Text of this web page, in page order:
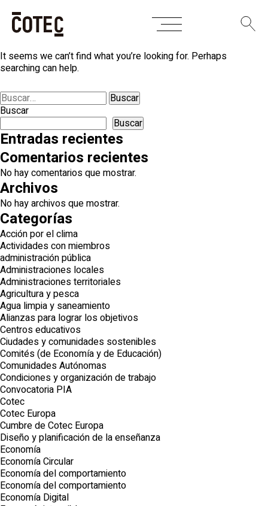
SkipNothing Found
It seems we can’t find what you’re looking for. Perhaps
searching can help.
Buscar:
Buscar
Buscar
Entradas recientes
Comentarios recientes
No hay comentarios que mostrar.
Archivos
No hay archivos que mostrar.
Categorías
Acción por el clima
Actividades con miembros
administración pública
Administraciones locales
Administraciones territoriales
Agricultura y pesca
Agua limpia y saneamiento
Alianzas para lograr los objetivos
Centros educativos
Ciudades y comunidades sostenibles
Comités (de Economía y de Educación)
Comunidades Autónomas
Condiciones y organización de trabajo
Convocatoria PIA
Cotec
Cotec Europa
Cumbre de Cotec Europa
Diseño y planificación de la enseñanza
Economía
Economía Circular
Economía del comportamiento
Economía del comportamiento
Economía Digital